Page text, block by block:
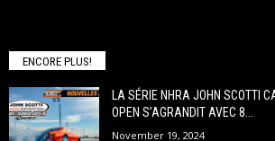
ENCORE PLUS!
LA SÉRIE NHRA JOHN SCOTTI
OPEN S’AGRANDIT AVEC 8...
November 19, 2024